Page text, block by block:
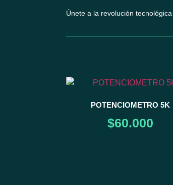
Únete a la revolución
POTENCIOMETRO 5K
$60.000